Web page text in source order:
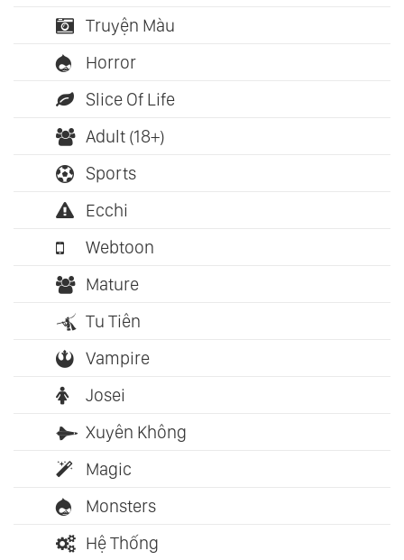
Truyện Màu
Horror
Slice Of Life
Adult (18+)
Sports
Ecchi
Webtoon
Mature
Tu Tiên
Vampire
Josei
Xuyên Không
Magic
Monsters
Hệ Thống